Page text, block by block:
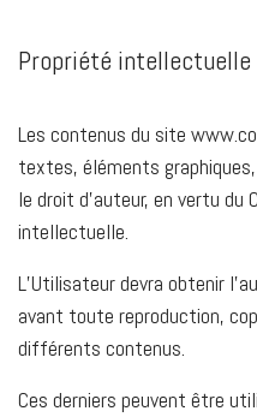
Propriété intellectuelle
Les contenus du site
textes, éléments
le droit d’auteur, en vertu du
intellectuelle.
L’Utilisateur devra obtenir
avant toute reproduction,
différents contenus.
Ces derniers peuvent être